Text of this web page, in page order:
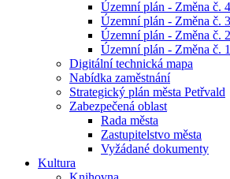
Územní plán - Změna č. 4
Územní plán - Změna č. 3
Územní plán - Změna č. 2
Územní plán - Změna č. 1
Digitální technická mapa
Nabídka zaměstnání
Strategický plán města Petřvald
Zabezpečená oblast
Rada města
Zastupitelstvo města
Vyžádané dokumenty
Kultura